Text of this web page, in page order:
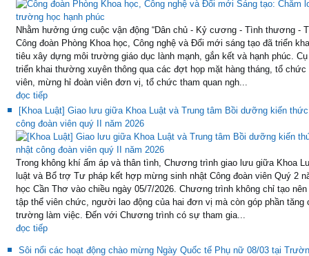
Nhằm hưởng ứng cuộc vận động “Dân chủ - Kỷ cương - Tình thương -
Công đoàn Phòng Khoa học, Công nghệ và Đổi mới sáng tạo đã triển
tiêu xây dựng môi trường giáo dục lành mạnh, gắn kết và hạnh phúc.
triển khai thường xuyên thông qua các đợt họp mặt hàng tháng, tổ
viên, mừng hỉ đoàn viên đơn vị, tổ chức tham quan ngh...
đọc tiếp
[Khoa Luật] Giao lưu giữa Khoa Luật và Trung tâm Bồi dưỡng kiến
công đoàn viên quý II năm 2026
Trong không khí ấm áp và thân tình, Chương trình giao lưu giữa Khoa
luật và Bổ trợ Tư pháp kết hợp mừng sinh nhật Công đoàn viên Quý 2
học Cần Thơ vào chiều ngày 05/7/2026. Chương trình không chỉ tạo
tập thể viên chức, người lao động của hai đơn vị mà còn góp phần
trường làm việc. Đến với Chương trình có sự tham gia...
đọc tiếp
Sôi nổi các hoạt động chào mừng Ngày Quốc tế Phụ nữ 08/03 tại